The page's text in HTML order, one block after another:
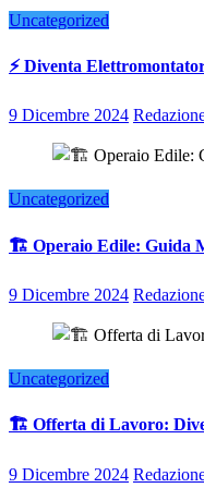
Uncategorized
⚡ Diventa
9 Dicembre 2024
Uncategorized
🏗️ Operaio Edile: Guida
9 Dicembre 2024
Uncategorized
🏗️ Offerta di Lavoro:
9 Dicembre 2024